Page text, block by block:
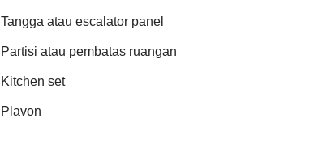
Tangga atau escalator panel
Partisi atau pembatas ruangan
Kitchen set
Plavon